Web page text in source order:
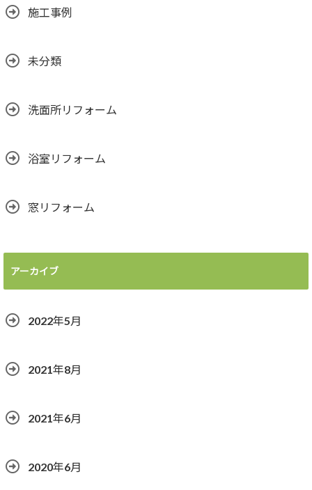
施工事例
未分類
洗面所リフォーム
浴室リフォーム
窓リフォーム
アーカイブ
2022年5月
2021年8月
2021年6月
2020年6月